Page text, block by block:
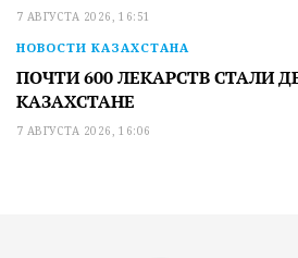
7 АВГУСТА 2026, 16:51
НОВОСТИ КАЗАХСТАНА
ПОЧТИ 600 ЛЕКАРСТВ СТАЛИ
КАЗАХСТАНЕ
7 АВГУСТА 2026, 16:06